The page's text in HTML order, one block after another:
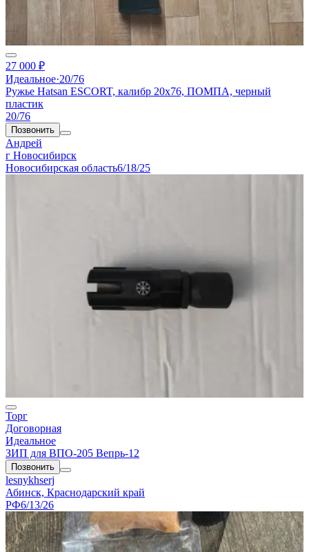
27 000 ₽
Идеальное·20/76
Ружье Hatsan ESCORT, калибр 20x76, ПОМПА, черный
пластик
20/76
Позвонить
Андрей
г Новосибирск
Новосибирская область6/18/25
Торг
Договорная
Идеальное
ЗИП для ВПО-205 Вепрь-12
Позвонить
lesnykhserj
Абинск, Краснодарский край
РФ6/13/26